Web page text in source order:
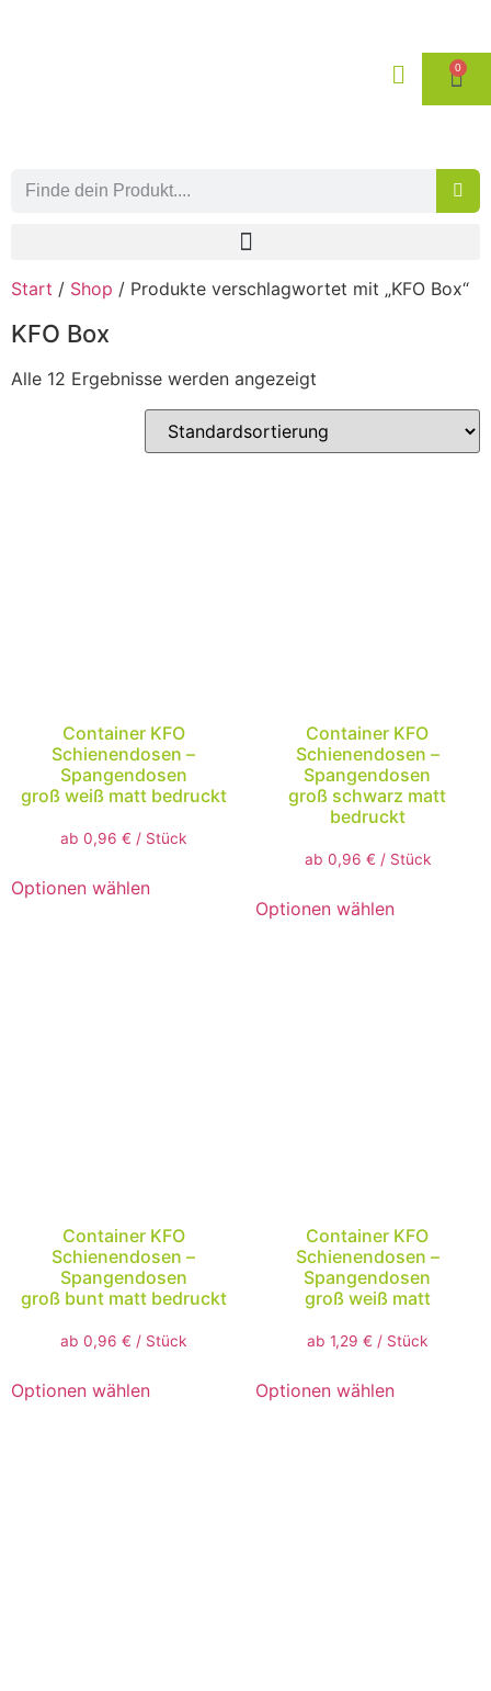
0
Start / Shop / Produkte verschlagwortet mit „KFO Box“
KFO Box
Alle 12 Ergebnisse werden angezeigt
Container KFO
Schienendosen –
Spangendosen
groß weiß matt bedruckt
ab0,96€ / Stück
Optionen wählen
Container KFO
Schienendosen –
Spangendosen
groß schwarz matt
bedruckt
ab 0,96 € / Stück
Optionen wählen
Container KFO
Schienendosen –
Spangendosen
groß bunt matt bedruckt
ab0,96€ / Stück
Optionen wählen
Container KFO
Schienendosen –
Spangendosen
groß weiß matt
ab1,29€ / Stück
Optionen wählen